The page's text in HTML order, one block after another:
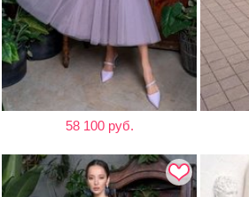
58 100 руб.